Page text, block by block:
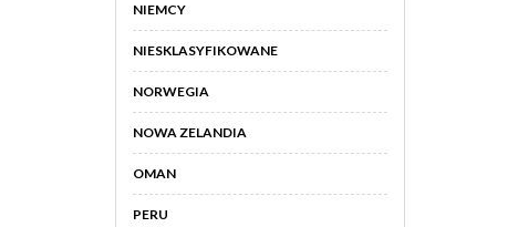
NIEMCY
NIESKLASYFIKOWANE
NORWEGIA
NOWA ZELANDIA
OMAN
PERU